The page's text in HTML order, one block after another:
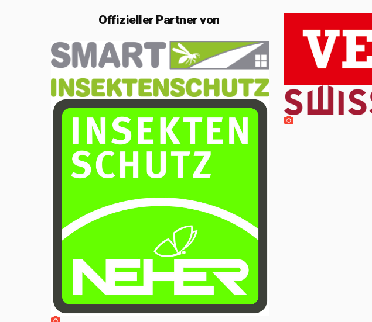
OffiziellerPartner von
Im Februar 2020
gründete ich die
Einzelfirma
Februar 2026 die
Umwandlung zur
Handwerk GmbH.